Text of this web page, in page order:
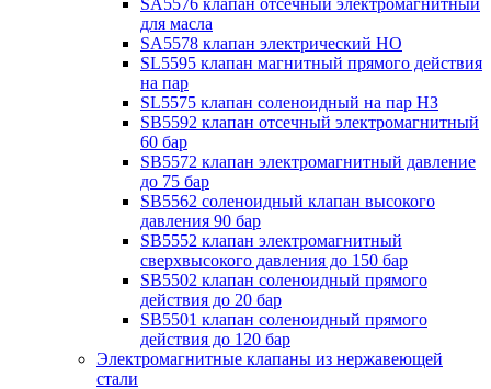
SA5576 клапан отсечный электромагнитный
для масла
SA5578 клапан электрический НО
SL5595 клапан магнитный прямого действия
на пар
SL5575 клапан соленоидный на пар НЗ
SB5592 клапан отсечный электромагнитный
60 бар
SB5572 клапан электромагнитный давление
до 75 бар
SB5562 соленоидный клапан высокого
давления 90 бар
SB5552 клапан электромагнитный
сверхвысокого давления до 150 бар
SB5502 клапан соленоидный прямого
действия до 20 бар
SB5501 клапан соленоидный прямого
действия до 120 бар
Электромагнитные клапаны из нержавеющей
стали